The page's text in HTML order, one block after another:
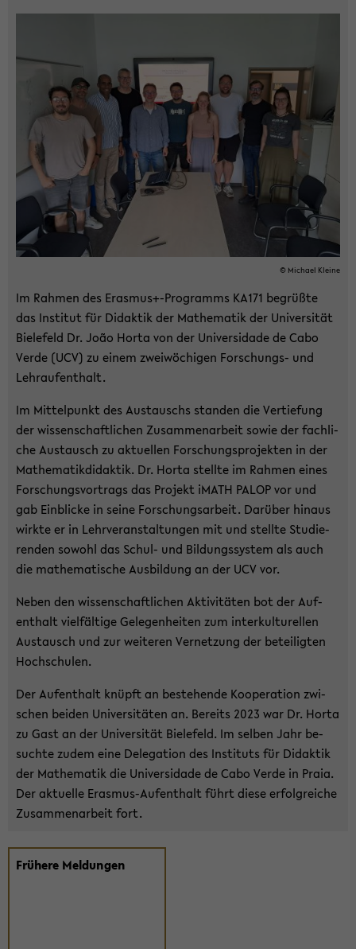
© Mi­cha­el Klei­ne
Im Rah­men des Eras­mus+-​Programms KA171 be­grüß­te
das In­sti­tut für Di­dak­tik der Ma­the­ma­tik der Uni­ver­si­tät
Bie­le­feld Dr. João Horta von der Uni­ver­sida­de de Cabo
Verde (UCV) zu einem zwei­wö­chi­gen Forschungs-​ und
Lehr­auf­ent­halt.
Im Mit­tel­punkt des Aus­tauschs stan­den die Ver­tie­fung
der wis­sen­schaft­li­chen Zu­sam­men­ar­beit sowie der fach­li­
che Aus­tausch zu ak­tu­el­len For­schungs­pro­jek­ten in der
Ma­the­ma­tik­di­dak­tik. Dr. Horta stell­te im Rah­men eines
For­schungs­vor­trags das Pro­jekt iMATH PALOP vor und
gab Ein­bli­cke in seine For­schungs­ar­beit. Dar­über hin­aus
wirk­te er in Lehr­ver­an­stal­tun­gen mit und stell­te Stu­die­
ren­den so­wohl das Schul-​ und Bil­dungs­sys­tem als auch
die ma­the­ma­ti­sche Aus­bil­dung an der UCV vor.
Neben den wis­sen­schaft­li­chen Ak­ti­vi­tä­ten bot der Auf­
ent­halt viel­fäl­ti­ge Ge­le­gen­hei­ten zum in­ter­kul­tu­rel­len
Aus­tausch und zur wei­te­ren Ver­net­zung der be­tei­lig­ten
Hoch­schu­len.
Der Auf­ent­halt knüpft an be­stehen­de Ko­ope­ra­ti­on zwi­
schen bei­den Uni­ver­si­tä­ten an. Be­reits 2023 war Dr. Horta
zu Gast an der Uni­ver­si­tät Bie­le­feld. Im sel­ben Jahr be­
such­te zudem eine De­le­ga­ti­on des In­sti­tuts für Di­dak­tik
der Ma­the­ma­tik die Uni­ver­sida­de de Cabo Verde in Praia.
Der ak­tu­el­le Erasmus-​Aufenthalt führt diese er­folg­rei­che
Zu­sam­men­ar­beit fort.
Frü­he­re Mel­dun­gen